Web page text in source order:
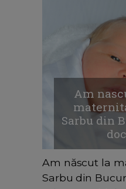
Am
Sarbu din
Am născut la
Sarbu din